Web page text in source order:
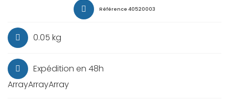
Référence 40520003
0.05 kg
Expédition en 48h
ArrayArrayArray